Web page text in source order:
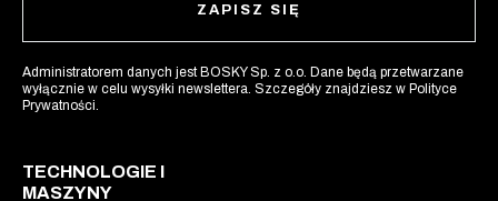
ZAPISZ SIĘ
Administratorem danych jest BOSKY Sp. z o.o. Dane będą przetwarzane
wyłącznie w celu wysyłki newslettera. Szczegóły znajdziesz w Polityce
Prywatności.
TECHNOLOGIE I
MASZYNY